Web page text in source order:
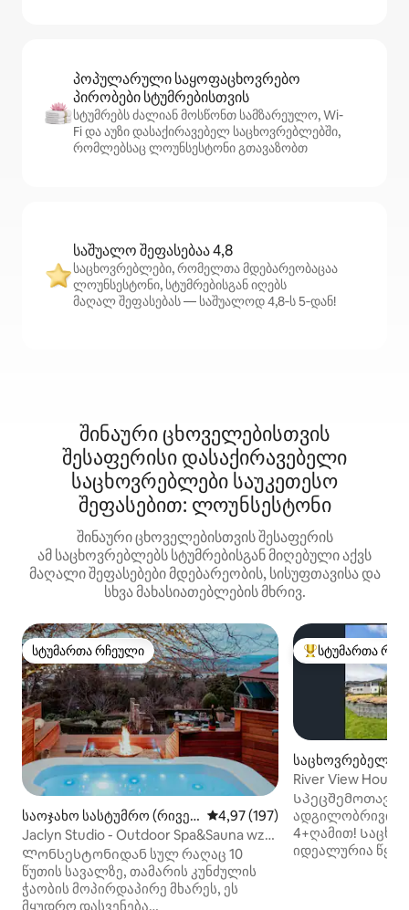
პოპულარული საყოფაცხოვრებო
პირობები სტუმრებისთვის
სტუმრებს ძალიან მოსწონთ სამზარეულო, Wi-
Fi და აუზი დასაქირავებელ საცხოვრებლებში,
რომლებსაც ლოუნსესტონი გთავაზობთ
საშუალო შეფასებაა 4,8
საცხოვრებლები, რომელთა მდებარეობაცაა
ლოუნსესტონი, სტუმრებისგან იღებს
მაღალ შეფასებას — საშუალოდ 4,8‑ს 5‑დან!
შინაური ცხოველებისთვის
შესაფერისი დასაქირავებელი
საცხოვრებლები საუკეთესო
შეფასებით: ლოუნსესტონი
შინაური ცხოველებისთვის შესაფერის
ამ საცხოვრებლებს სტუმრებისგან მიღებული აქვს
მაღალი შეფასებები მდებარეობის, სისუფთავისა და
სხვა მახასიათებლების მხრივ.
სტუმართა რჩეული
სტუმართა რჩეული
საოჯახო სასტუმრო (რივე
რსაიდი)
საშუალო შეფასებაა 5‑დან
4,97 (197)
Jaclyn Studio - Outdoor Spa&Sauna wz
შესანიშნავი ხედები
Ლონსესტონიდან სულ რაღაც 10
წუთის სავალზე, თამარის კუნძულის
ჭაობის მოპირდაპირე მხარეს, ეს
მყუდრო დასვენება
სტუმართა
სტუმართა
საცხოვრებელი
დი)
River View House
შესაფერისი Wi ‑
ადგილობრივი
4+ღამით!
იდეალურია